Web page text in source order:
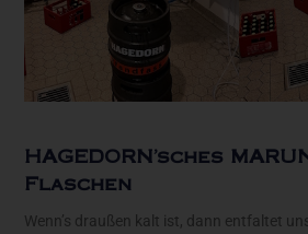
HAGEDORN’sches
Flaschen
Wenn’s draußen kalt ist, dann entfaltet